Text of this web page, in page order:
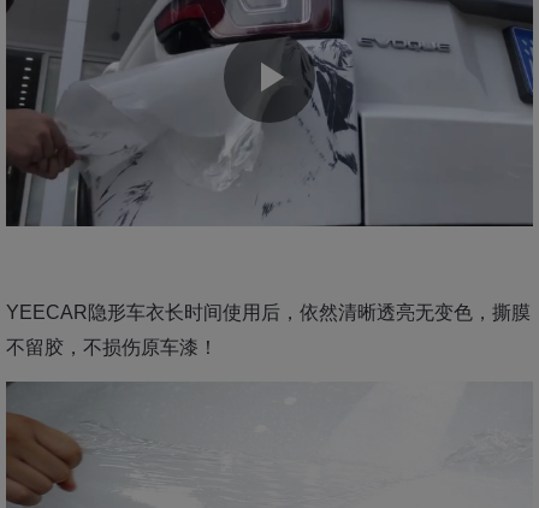
Play
Video
YEECAR隐形车衣长时间使用后，依然清晰透亮无变色，撕膜
不留胶，不损伤原车漆！